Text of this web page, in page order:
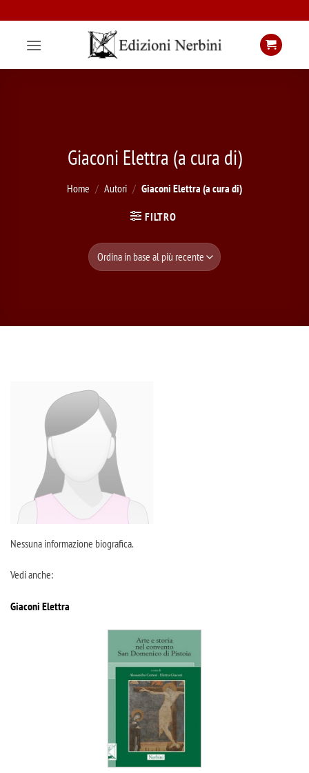
ai
contenuti
Giaconi Elettra (a cura di)
Home / Autori / Giaconi Elettra (a cura di)
FILTRO
Nessuna informazione biografica.
Vedi anche:
Giaconi Elettra